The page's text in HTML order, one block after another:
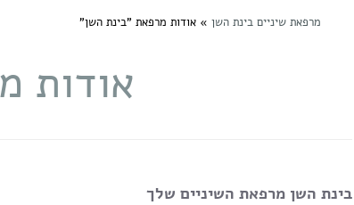
מרפאת שיניים בינת השן » אודות מרפאת "בינת השן"
אודות
בינת השן מרפאת השיניים שלך